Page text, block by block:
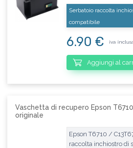
Serbatoio raccolta
compatibile
6.90 € iva
Aggiungi al
Vaschetta di recupero Epson
originale
Epson T6710 /
raccolta inchiostro di